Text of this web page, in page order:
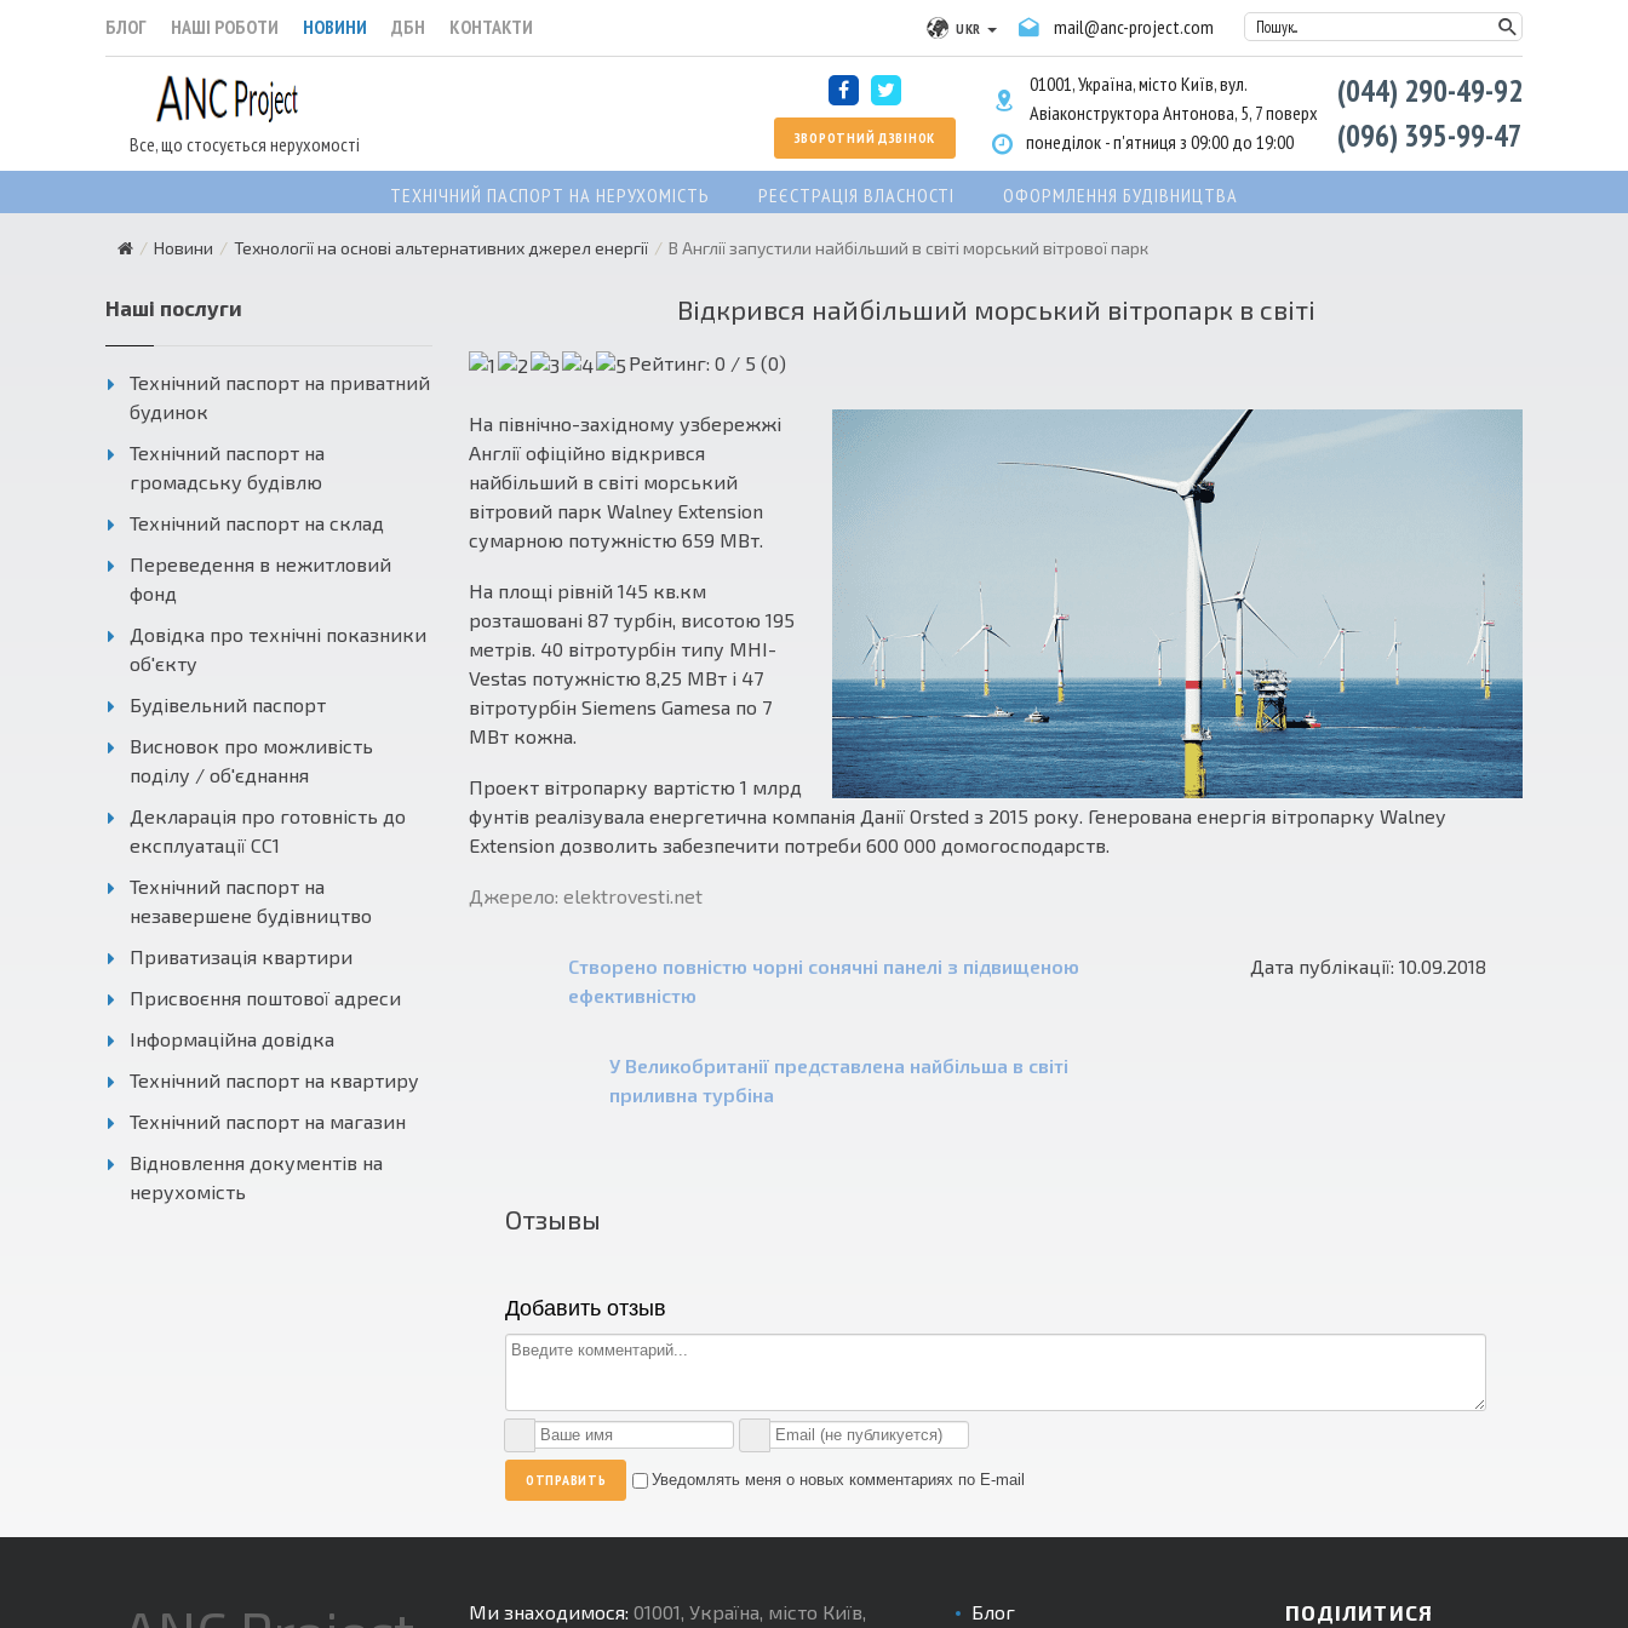
БЛОГ НАШІ РОБОТИ НОВИНИ ДБН КОНТАКТИ Пошук...
mail@anc-project.com
UKR
Все, що стосується нерухомості ЗВОРОТНИЙ ДЗВІНОК
01001, Україна, місто Київ, вул.
Авіаконструктора Антонова, 5, 7 поверх
понеділок - п'ятниця з 09:00 до 19:00
(044) 290-49-92
(096) 395-99-47
ТЕХНІЧНИЙ ПАСПОРТ НА НЕРУХОМІСТЬ РЕЄСТРАЦІЯ ВЛАСНОСТІ ОФОРМЛЕННЯ БУДІВНИЦТВА
Новини Технології на основі альтернативних джерел енергії В Англії запустили найбільший в світі морський вітрової парк
Відкрився найбільший морський вітропарк в світі
Рейтинг: 0 / 5 (0)
На північно-західному узбережжі
Англії офіційно відкрився
найбільший в світі морський
вітровий парк Walney Extension
сумарною потужністю 659 МВт.
На площі рівній 145 кв.км
розташовані 87 турбін, висотою 195
метрів. 40 вітротурбін типу MHI-
Vestas потужністю 8,25 МВт і 47
вітротурбін Siemens Gamesa по 7
МВт кожна.
Проект вітропарку вартістю 1 млрд
фунтів реалізувала енергетична компанія Данії Orsted з 2015 року. Генерована енергія вітропарку Walney
Extension дозволить забезпечити потреби 600 000 домогосподарств.
Джерело: elektrovesti.net
Створено повністю чорні сонячні панелі з підвищеною
ефективністю
У Великобританії представлена найбільша в світі
приливна турбіна
Дата публікації: 10.09.2018
Отзывы
Добавить отзыв
ОТПРАВИТЬ Уведомлять меня о новых комментариях по E-mail
Наші послуги
Технічний паспорт на приватний
будинок
Технічний паспорт на
громадську будівлю
Технічний паспорт на склад
Переведення в нежитловий
фонд
Довідка про технічні показники
об'єкту
Будівельний паспорт
Висновок про можливість
поділу / об'єднання
Декларація про готовність до
експлуатації СС1
Технічний паспорт на
незавершене будівництво
Приватизація квартири
Присвоєння поштової адреси
Інформаційна довідка
Технічний паспорт на квартиру
Технічний паспорт на магазин
Відновлення документів на
нерухомість
Блог
Ми знаходимося: 01001, Україна, місто Київ, ПОДІЛИТИСЯ